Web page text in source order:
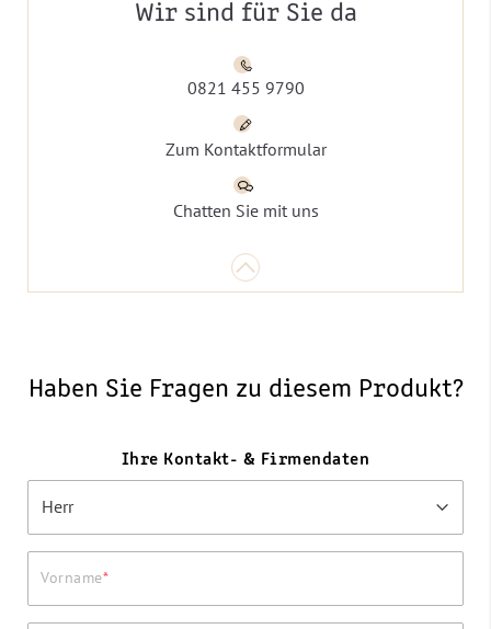
Wir sind für Sie da
0821 455 9790
Zum Kontaktformular
Chatten Sie mit uns
Haben Sie Fragen zu diesem Produkt?
Ihre Kontakt- & Firmendaten
Vorname